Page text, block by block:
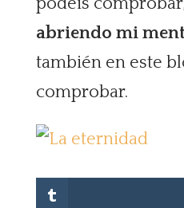
abriendo mi
también en este
comprobar.